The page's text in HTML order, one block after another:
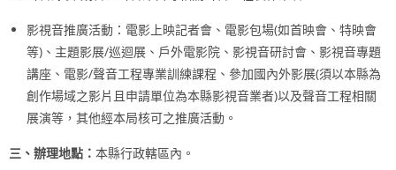
影視音推廣活動：電影上映記者會、電影包場(如首映會、特映會
等)、主題影展/巡迴展、戶外電影院、影視音研討會、影視音專題
講座、電影/聲音工程專業訓練課程、參加國內外影展(須以本縣為
創作場域之影片且申請單位為本縣影視音業者)以及聲音工程相關
展演等，其他經本局核可之推廣活動。
三、辦理地點： 本縣行政轄區內。